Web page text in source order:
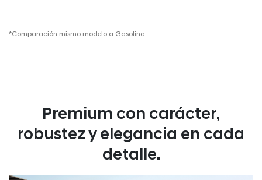
*Comparación mismo modelo a Gasolina.
Premium con carácter,
robustez y elegancia en cada
detalle.